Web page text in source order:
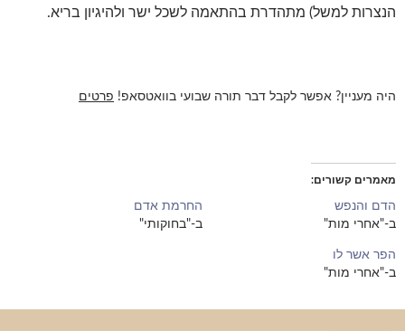
הנצרות למשל) מתהדרת בהתאמה לשכל ישר ולהיגיון בריא.
היה מעניין? אפשר לקבל דבר תורה שבועי בוואטסאפ! פרטים
מאמרים קשורים
הדם והנפש
ב-"אחרי מות"
החרמת אדם
ב-"בחוקותי"
הפר אשר לו
ב-"אחרי מות"